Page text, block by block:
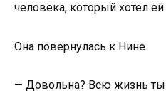
человека, который хотел ей
Она повернулась к Нине.
— Довольна? Всю жизнь